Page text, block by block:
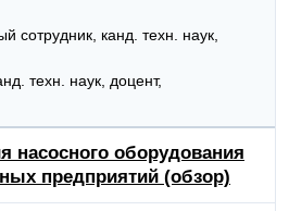
сотрудник, канд. техн. наук,
техн. наук, доцент,
насосного оборудования
предприятий (обзор)